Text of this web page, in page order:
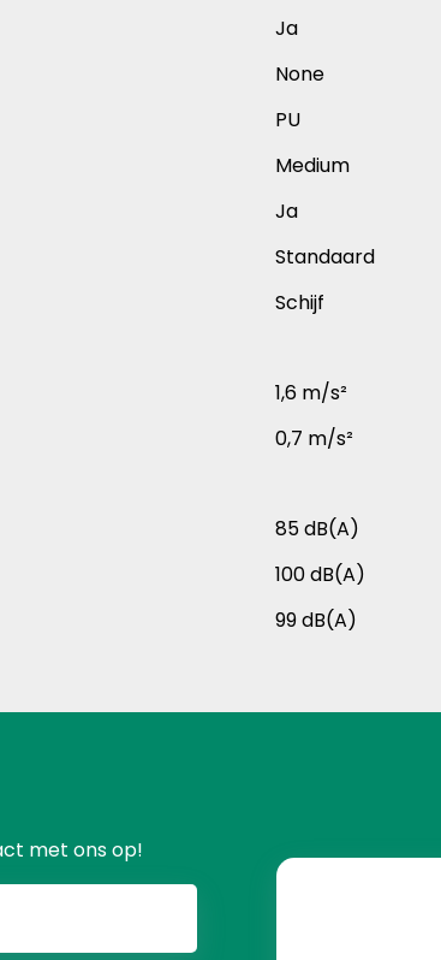
Ja
None
PU
Medium
Ja
Standaard
Schijf
1,6 m/s²
0,7 m/s²
85 dB(A)
100 dB(A)
99 dB(A)
met ons op!